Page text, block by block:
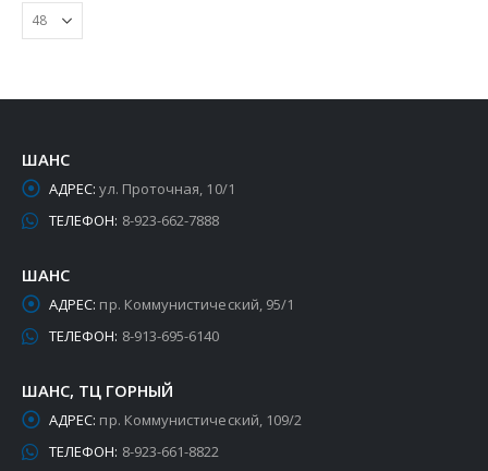
ШАНС
АДРЕС: ул. Проточная, 10/1
ТЕЛЕФОН: 8-923-662-7888
ШАНС
АДРЕС: пр. Коммунистический, 95/1
ТЕЛЕФОН: 8-913-695-6140
ШАНС, ТЦ ГОРНЫЙ
АДРЕС: пр. Коммунистический, 109/2
ТЕЛЕФОН: 8-923-661-8822